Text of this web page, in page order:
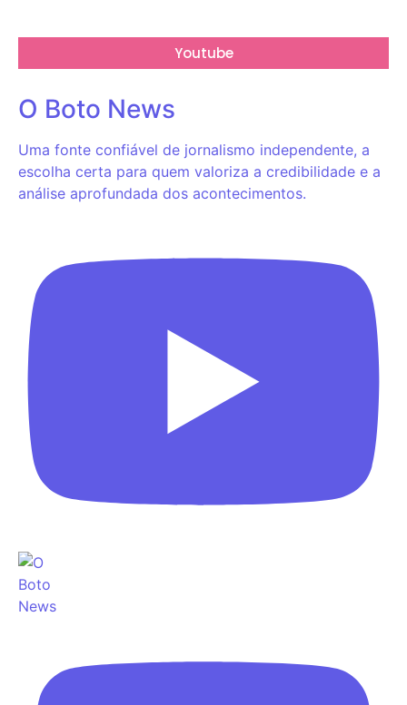
Youtube
O Boto News
Uma fonte confiável de jornalismo independente, a
escolha certa para quem valoriza a credibilidade e a
análise aprofundada dos acontecimentos.